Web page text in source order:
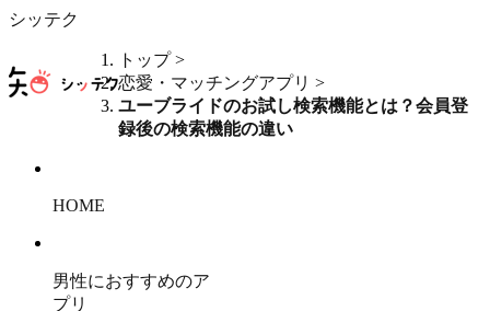
シッテク
トップ>
恋愛・マッチングアプリ >
ユーブライドのお試し検索機能とは？会員登
録後の検索機能の違い
HOME
男性におすすめのア
プリ